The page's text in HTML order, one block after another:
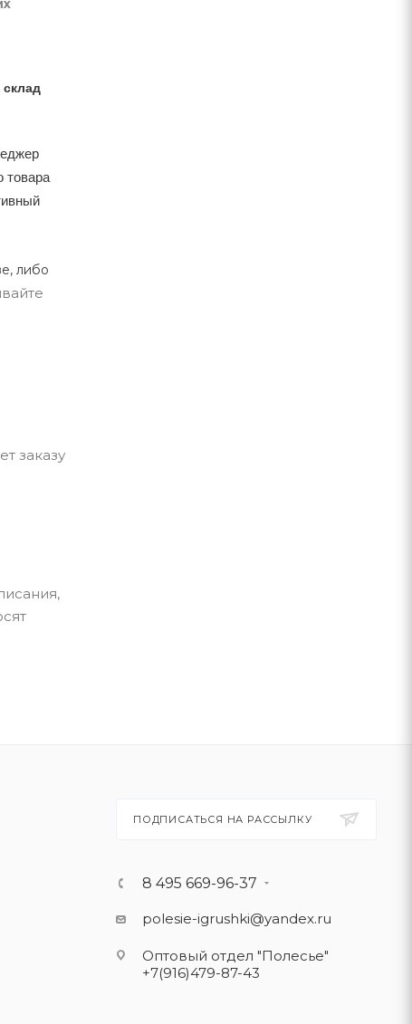
товара
либо
заказу
ПОДПИСАТЬСЯ НА РАССЫЛКУ
8 495 669-96-37
polesie-igrushki@yandex.ru
Оптовый отдел "Полесье"
+7(916)479-87-43